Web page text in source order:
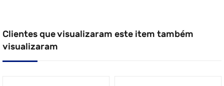
Clientes que visualizaram este item também
visualizaram